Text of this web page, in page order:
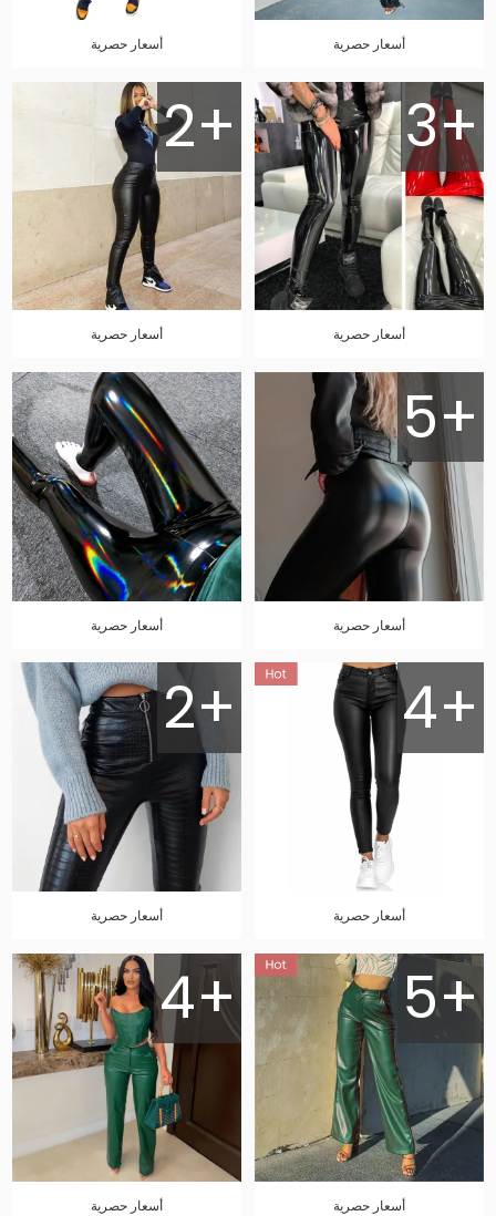
أسعار حصرية أسعار حصرية
3+
أسعار حصرية
2+
أسعار حصرية
5+
أسعار حصرية أسعار حصرية
4+
أسعار حصرية
2+
أسعار حصرية
5+
أسعار حصرية
4+
أسعار حصرية